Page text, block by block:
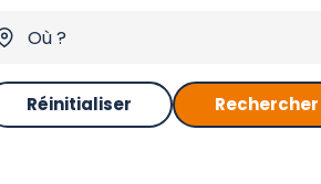
Réinitialiser Rechercher